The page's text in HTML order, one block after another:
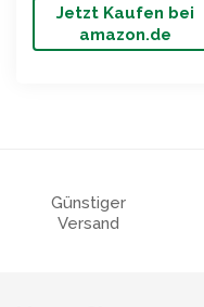
Jetzt Kaufen bei
amazon.de
Günstiger
Versand